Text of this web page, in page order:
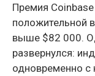
Премия
положительной
выше $82 000.
развернулся:
одновременно с